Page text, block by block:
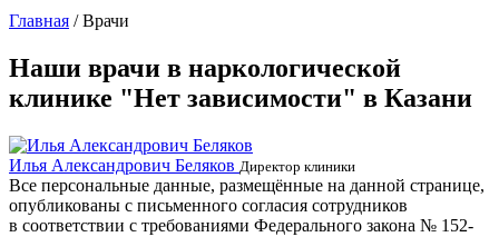
Главная /Врачи
Наши врачи в наркологической
клинике "Нет зависимости" в Казани
Илья Александрович Беляков Директор клиники
Все персональные данные, размещённые на данной странице,
опубликованы с письменного согласия сотрудников
в соответствии с требованиями Федерального закона № 152-